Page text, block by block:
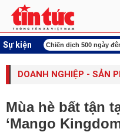
Sự kiện
ngày đêm Đại hội XIV Công đoàn
DOANH NGHIỆP - SẢN
Mùa hè bất tận
‘Mango